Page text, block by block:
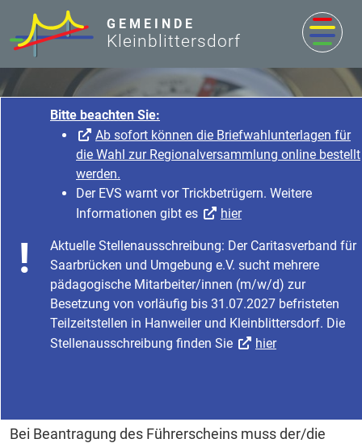
Bitte beachten Sie:
Ab sofort können die Briefwahlunterlagen für
die Wahl zur Regionalversammlung online bestellt
werden.
Der EVS warnt vor Trickbetrügern. Weitere
Informationen gibt es
hier
Aktuelle Stellenausschreibung: Der Caritasverband für
Saarbrücken und Umgebung e.V. sucht mehrere
pädagogische Mitarbeiter/innen (m/w/d) zur
Besetzung von vorläufig bis 31.07.2027 befristeten
Teilzeitstellen in Hanweiler und Kleinblittersdorf. Die
Stellenausschreibung finden Sie
hier
GEMEINDE
Kleinblittersdorf
Rathaus & Service
Startseite
Rathaus & Service
Bürgerservice & Dienstleistung
Was erledige ich wo?
Führerschein Ersatz
Bei Beantragung des Führerscheins muss der/die